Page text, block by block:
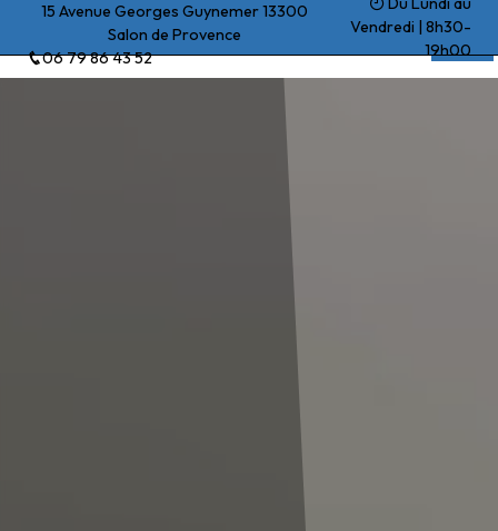
15 Avenue Georges Guynemer 13300
Salon de Provence
06 79 86 43 52
Vendredi | 8h30-
19h00
Beck Yohan
Panneau de gestion des cookies